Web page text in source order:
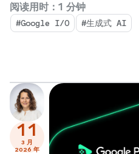
阅读用时：1 分钟
#Google I/O #生成式 AI
11
3 月
2026 年